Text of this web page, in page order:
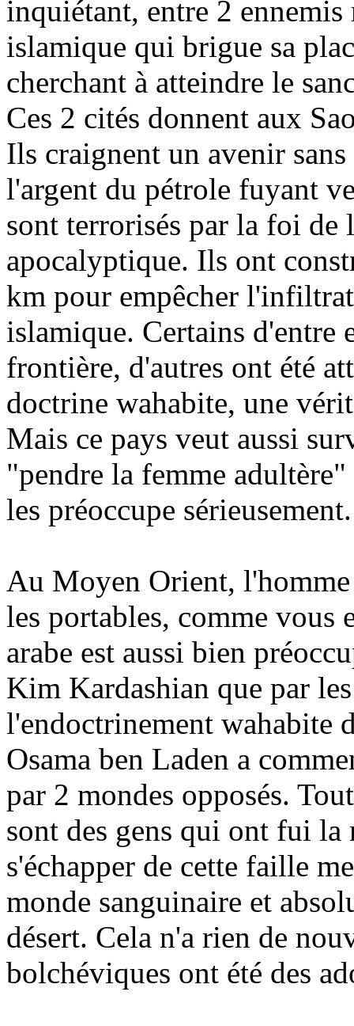
inquiétant, entre 2
islamique qui brigue sa
cherchant à atteindre le
Ces 2 cités donnent aux
Ils craignent un avenir
l'argent du pétrole fuyant
sont terrorisés par la foi de
apocalyptique. Ils ont
km pour empêcher
islamique. Certains d'entre
frontière, d'autres ont été
doctrine wahabite, une
Mais ce pays veut aussi
"pendre la femme
les préoccupe sérieusement.
Au Moyen Orient,
les portables, comme
arabe est aussi bien
Kim Kardashian que par
l'endoctrinement wahabite
Osama ben Laden a
par 2 mondes opposés.
sont des gens qui ont fui la
s'échapper de cette faille
monde sanguinaire et
désert. Cela n'a rien de
bolchéviques ont été des